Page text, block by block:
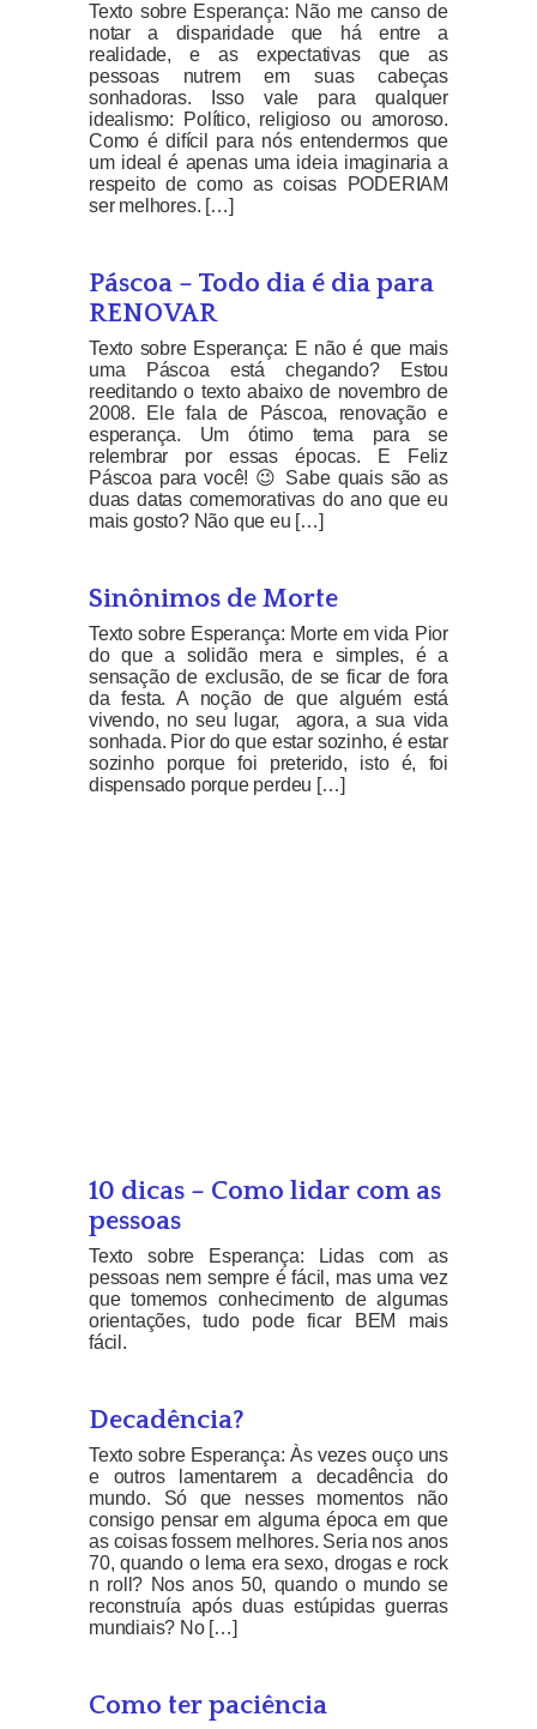
Texto sobre Esperança: Não me canso de
notar a disparidade que há entre a
realidade, e as expectativas que as
pessoas nutrem em suas cabeças
sonhadoras. Isso vale para qualquer
idealismo: Político, religioso ou amoroso.
Como é difícil para nós entendermos que
um ideal é apenas uma ideia imaginaria a
respeito de como as coisas PODERIAM
ser melhores. […]
Páscoa – Todo dia é dia para
RENOVAR
Texto sobre Esperança: E não é que mais
uma Páscoa está chegando? Estou
reeditando o texto abaixo de novembro de
2008. Ele fala de Páscoa, renovação e
esperança. Um ótimo tema para se
relembrar por essas épocas. E Feliz
Páscoa para você! 😉 Sabe quais são as
duas datas comemorativas do ano que eu
mais gosto? Não que eu […]
Sinônimos de Morte
Texto sobre Esperança: Morte em vida Pior
do que a solidão mera e simples, é a
sensação de exclusão, de se ficar de fora
da festa. A noção de que alguém está
vivendo, no seu lugar, agora, a sua vida
sonhada. Pior do que estar sozinho, é estar
sozinho porque foi preterido, isto é, foi
dispensado porque perdeu […]
10 dicas – Como lidar com as
pessoas
Texto sobre Esperança: Lidas com as
pessoas nem sempre é fácil, mas uma vez
que tomemos conhecimento de algumas
orientações, tudo pode ficar BEM mais
fácil.
Decadência?
Texto sobre Esperança: Às vezes ouço uns
e outros lamentarem a decadência do
mundo. Só que nesses momentos não
consigo pensar em alguma época em que
as coisas fossem melhores. Seria nos anos
70, quando o lema era sexo, drogas e rock
n roll? Nos anos 50, quando o mundo se
reconstruía após duas estúpidas guerras
mundiais? No […]
Como ter paciência